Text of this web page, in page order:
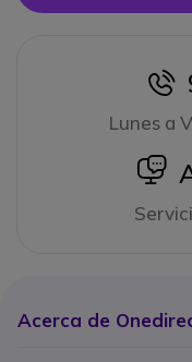
Lunes a
Acerca de